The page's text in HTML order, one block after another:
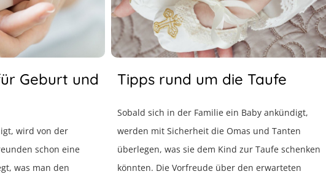
Geburt und
wird von der
schon eine
was man den
Tipps rund um die Taufe
Sobald sich in der Familie ein Baby ankündigt,
werden mit Sicherheit die Omas und Tanten
überlegen, was sie dem Kind zur Taufe schenken
könnten. Die Vorfreude über den erwarteten